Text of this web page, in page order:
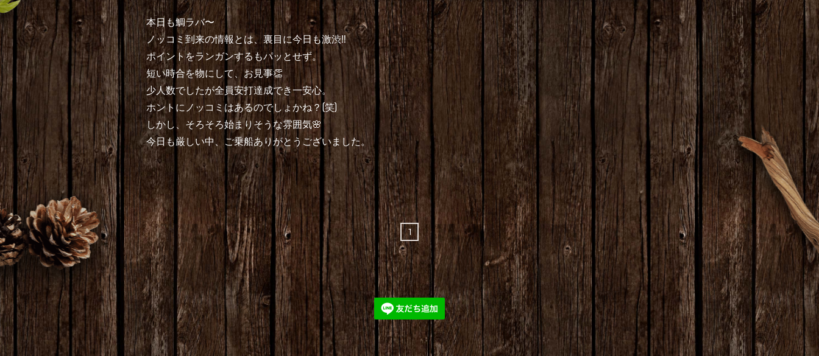
本日も鯛ラバ〜
ノッコミ到来の情報とは、裏目に今日も激渋‼
ポイントをランガンするもパッとせず。
短い時合を物にして、お見事👏
少人数でしたが全員安打達成でき一安心。
ホントにノッコミはあるのでしょかね？(笑)
しかし、そろそろ始まりそうな雰囲気🌸
今日も厳しい中、ご乗船ありがとうございました。
1